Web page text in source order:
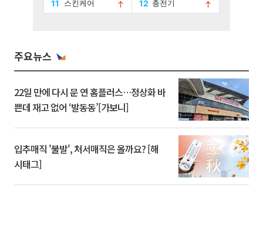
주요뉴스
22일 만에 다시 문 연 홈플러스…정상화 바
쁜데 재고 없어 ‘발동동’[가보니]
입추매직 '불발', 처서매직은 올까요? [해
시태그]